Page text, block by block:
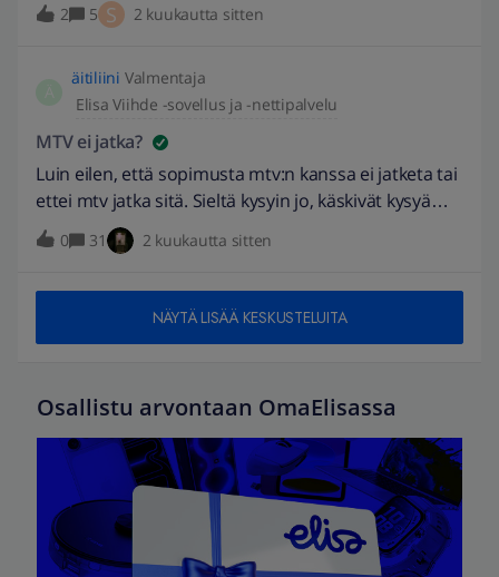
tästä joskus aikaisemminkin antanut palautetta,
koska sille ei ole tehty mitään. Esitän uudelleen
toivomuksen, että tämä korjattaisiin eli sääntö vain
poistuisi ja pysyisin listalla samassa kohdassa.
2 5 S 2 kuukautta sitten
äitiliini Valmentaja
Elisa Viihde -sovellus ja -nettipalvelu
MTV ei jatka?
Luin eilen, että sopimusta mtv:n kanssa ei jatketa tai
ettei mtv jatka sitä. Sieltä kysyin jo, käskivät kysyä
elisalta. - Miten on? Pitääkö asennuttaa antenni
hajonneen tilalle ja sanoa elisaviihde irti?
0 31 2 kuukautta sitten
NÄYTÄ LISÄÄ KESKUSTELUITA
Osallistu arvontaan OmaElisassa